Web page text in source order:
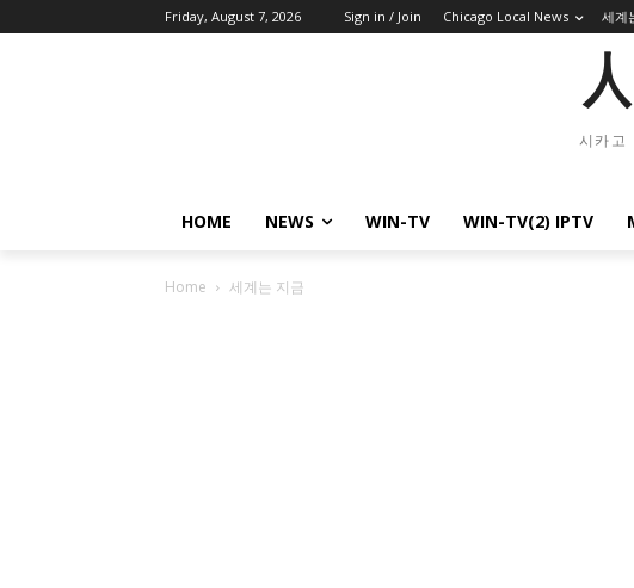
Friday, August 7, 2026 Sign in / Join Chicago Local News 세계
시카고
HOME NEWS WIN-TV WIN-TV(2) IPTV
Home 세계는 지금